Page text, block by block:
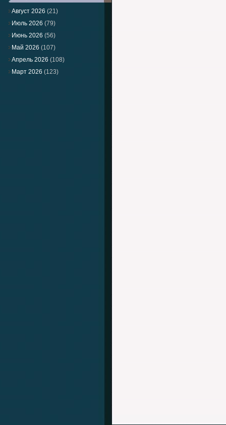
Август 2026 (21)
Июль 2026 (79)
Июнь 2026 (56)
Май 2026 (107)
Апрель 2026 (108)
Март 2026 (123)